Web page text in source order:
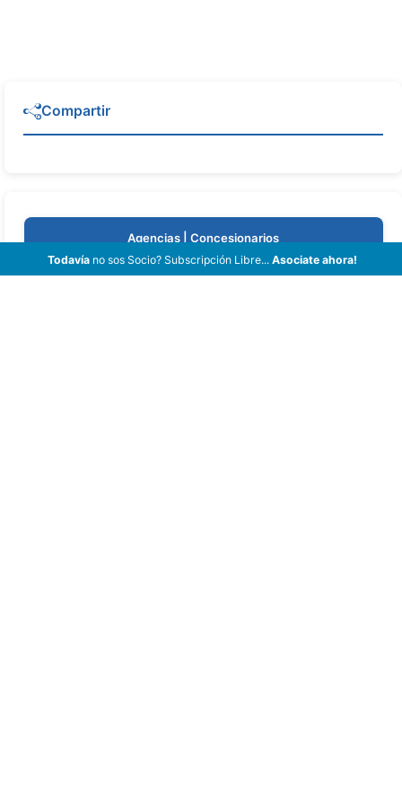
Compartir
Agencias | Concesionarios
Todavíano sos Socio? Subscripción Libre... Asociate ahora!